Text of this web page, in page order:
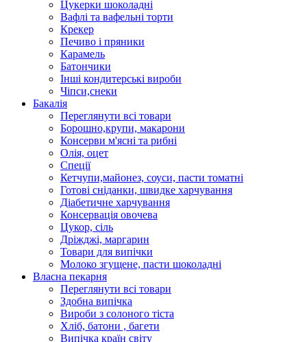
Цукерки шоколадні
Вафлі та вафельні торти
Крекер
Печиво і пряники
Карамель
Батончики
Інші кондитерські вироби
Чіпси,снеки
Бакалія
Переглянути всі товари
Борошно,крупи, макарони
Консерви м'ясні та рибні
Олія, оцет
Спеції
Кетчупи,майонез, соуси, пасти томатні
Готові сніданки, швидке харчування
Діабетичне харчування
Консервація овочева
Цукор, сіль
Дріжджі, маргарин
Товари для випічки
Молоко згущене, пасти шоколадні
Власна пекарня
Переглянути всі товари
Здобна випічка
Вироби з солоного тіста
Хліб, батони , багети
Випічка країн світу